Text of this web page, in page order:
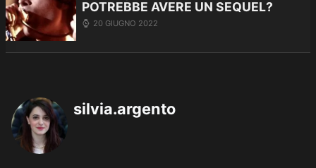
POTREBBE AVERE UN SEQUEL?
20 GIUGNO 2022
silvia.argento